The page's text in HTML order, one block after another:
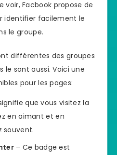
voir, Facbook propose de
identifier facilement le
le groupe.
différentes des groupes
le sont aussi. Voici une
pour les pages:
que vous visitez la
en aimant et en
souvent.
– Ce badge est